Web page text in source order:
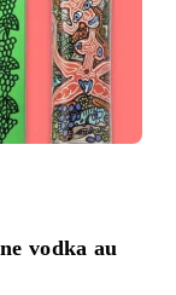
vodka au